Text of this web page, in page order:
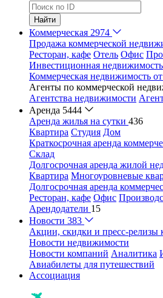
Найти
Коммерческая 2974
Продажа коммерческой
Ресторан, кафе Отель Офис
Инвестиционная недвижимость
Коммерческая недвижимость
Агенты по коммерческой
Агентства недвижимости
Аренда 5444
Аренда жилья на сутки 436
Квартира Студия Дом
Краткосрочная аренда
Склад
Долгосрочная аренда жилой
Квартира Многоуровневые
Долгосрочная аренда
Ресторан, кафе Офис
Арендодатели 15
Новости 383
Акции, скидки и пресс-релизы
Новости недвижимости
Новости компаний Аналитика
Авиабилеты для путешествий
Ассоциация